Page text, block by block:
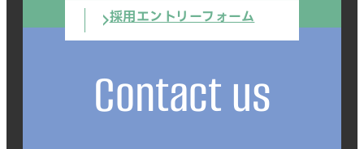
採用エントリーフォーム
Contact us